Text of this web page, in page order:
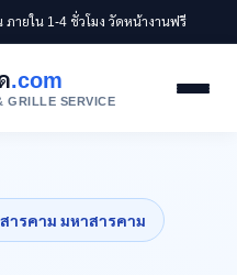
ายใน 1-4 ชั่วโมง วัดหน้างานฟรี
.com
GRILLE SERVICE
ารคาม มหาสารคาม